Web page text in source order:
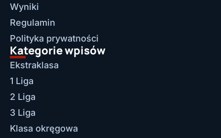
Wyniki
Regulamin
Polityka prywatności
Kategorie wpisów
Ekstraklasa
1 Liga
2 Liga
3 Liga
Klasa okręgowa